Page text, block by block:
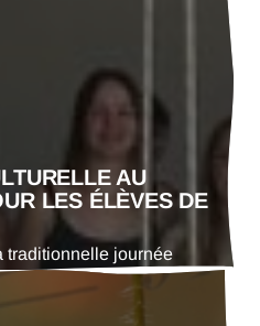
téléphoniques ont
138 associations ont
économique, leurs
AU
LES ÉLÈVES DE
traditionnelle journée
à la valorisation des
des élèves de